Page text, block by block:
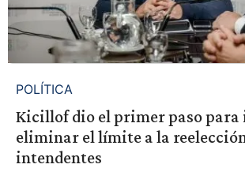
POLÍTICA
Kicillof dio el primer paso
eliminar el límite a la
intendentes